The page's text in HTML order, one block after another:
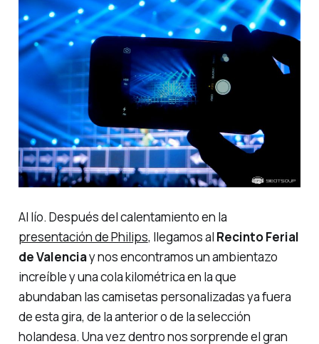
Al lío. Después del calentamiento en la
presentación de Philips, llegamos al Recinto Ferial
de Valenciay nos encontramos un ambientazo
increíble y una cola kilométrica en la que
abundaban las camisetas personalizadas ya fuera
de esta gira, de la anterior o de la selección
holandesa. Una vez dentro nos sorprende el gran